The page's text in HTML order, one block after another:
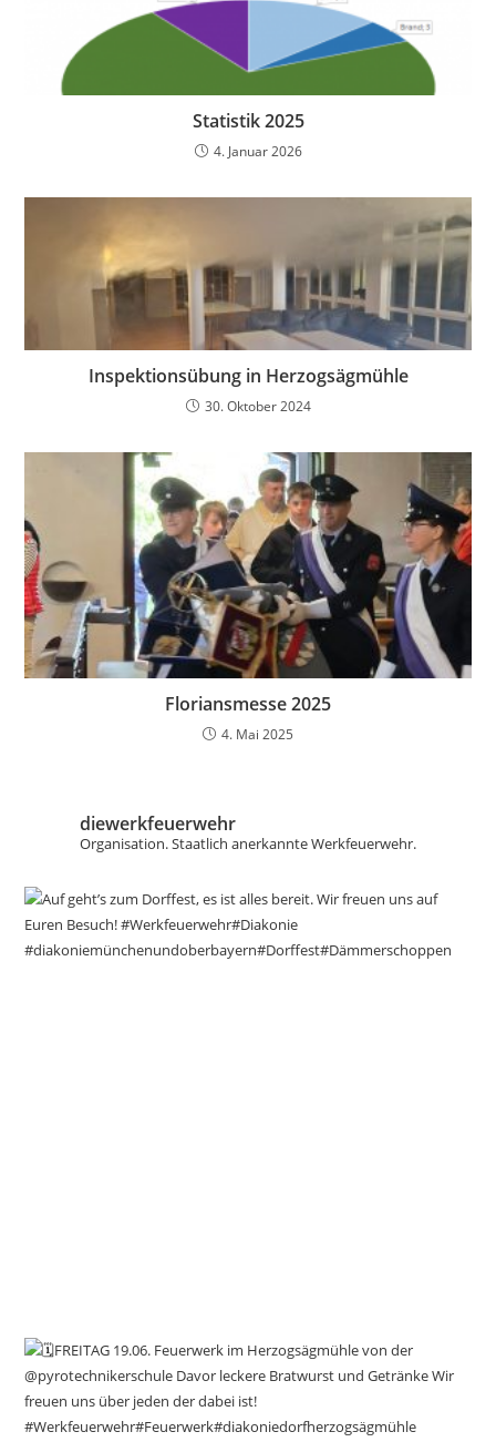
Statistik 2025
4. Januar 2026
Inspektionsübung in Herzogsägmühle
30. Oktober 2024
Floriansmesse 2025
4. Mai 2025
diewerkfeuerwehr
Organisation.Staatlich anerkannte Werkfeuerwehr.